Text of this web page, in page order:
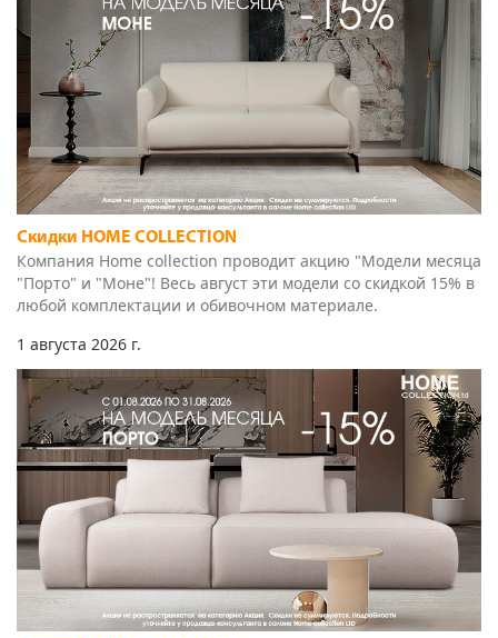
Скидки HOME COLLECTION
Компания Home collection проводит акцию "Модели месяца
"Порто" и "Моне"! Весь август эти модели со скидкой 15% в
любой комплектации и обивочном материале.
1 августа 2026 г.
Скидки HOME COLLECTION
Компания Home collection проводит акцию "Модели месяца
"Порто" и "Моне"! Весь август эти модели со скидкой 15% в